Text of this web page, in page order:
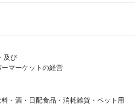
及び
・酒・日配食品・消耗雑貨・ペット用